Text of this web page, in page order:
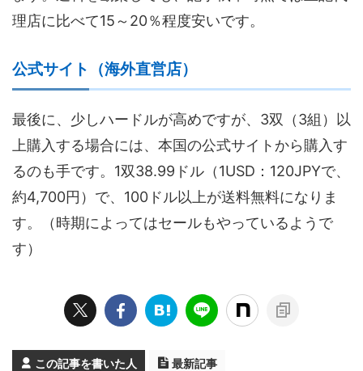
理店に比べて15～20％程度安いです。
公式サイト（海外直営店）
最後に、少しハードルが高めですが、3双（3組）以
上購入する場合には、本国の公式サイトから購入す
るのも手です。1双38.99ドル（1USD：120JPYで、
約4,700円）で、100ドル以上が送料無料になりま
す。（時期によってはセールもやっているようで
す）
この記事を書いた人 最新記事